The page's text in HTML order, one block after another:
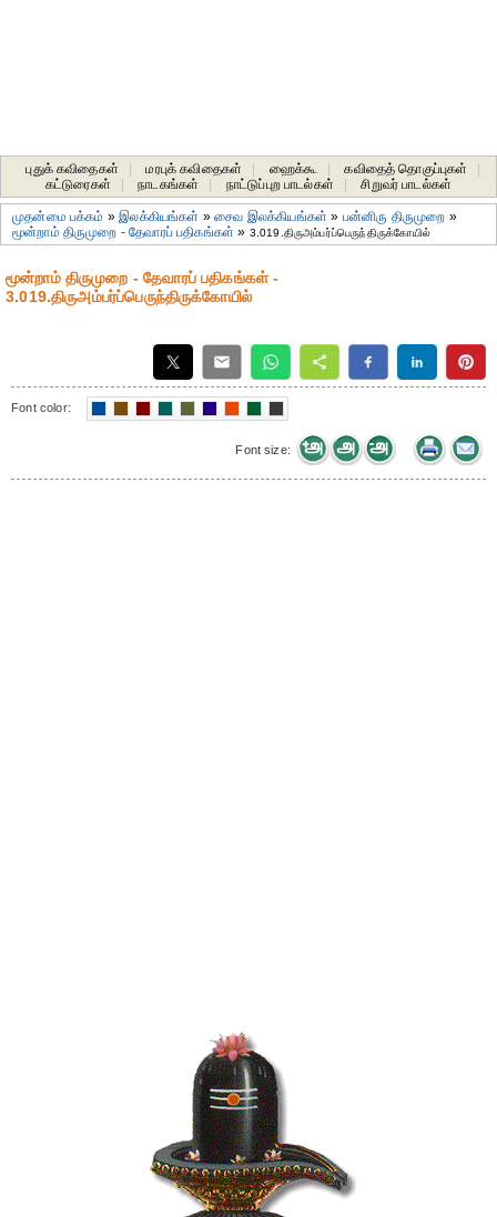
புதுக் கவிதைகள் மரபுக் கவிதைகள் ஹைக்கூ கவிதைத் தொகுப்புகள்
கட்டுரைகள்
நாடகங்கள் நாட்டுப்புற பாடல்கள் சிறுவர் பாடல்கள்
முதன்மை பக்கம் »இலக்கியங்கள் »சைவ இலக்கியங்கள் » பன்னிரு திருமுறை »
மூன்றாம் திருமுறை - தேவாரப் பதிகங்கள் » 3.019.திருஅம்பர்ப்பெருந்திருக்கோயில்
மூன்றாம் திருமுறை - தேவாரப் பதிகங்கள் -
3.019.திருஅம்பர்ப்பெருந்திருக்கோயில்
Font color:
Font size: